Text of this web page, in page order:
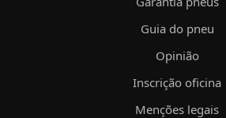
Guia do pneu
Opinião
Inscrição oficina
Menções legais